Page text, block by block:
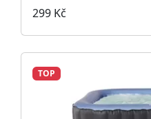
299 Kč
TOP